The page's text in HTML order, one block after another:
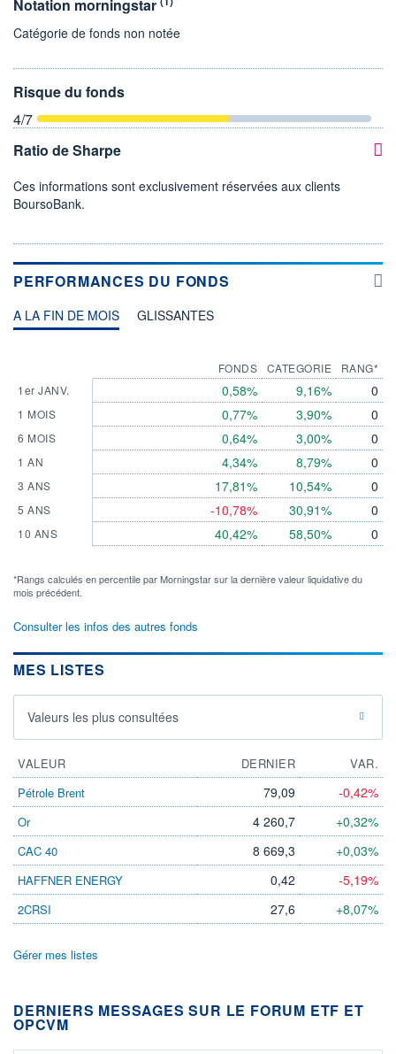
Notation morningstar
Catégorie de fonds non notée
Risque du fonds
4/7
Ratio de Sharpe
Ces informations sont exclusivement réservées aux clients
BoursoBank.
PERFORMANCES DU FONDS
A LA FIN DE MOIS GLISSANTES
1er JANV.
1 MOIS
6 MOIS
1 AN
3 ANS
5 ANS
10 ANS
FONDS
0,58%
0,77%
0,64%
4,34%
17,81%
-10,78%
40,42%
CATEGORIE
9,16%
3,90%
3,00%
8,79%
10,54%
30,91%
58,50%
RANG*
0
0
0
0
0
0
0
*Rangs calculés en percentile par Morningstar sur la dernière valeur liquidative du
mois précédent.
Consulter les infos des autres fonds
MES LISTES
Valeurs les plus consultées
VALEUR DERNIER
VAR.
Pétrole Brent
79,09 -0,42%
Or 4 260,7 +0,32%
CAC 40 8 669,3 +0,03%
HAFFNER ENERGY 0,42 -5,19%
2CRSI 27,6 +8,07%
Gérer mes listes
DERNIERS MESSAGES SUR LE FORUM ETF ET
OPCVM